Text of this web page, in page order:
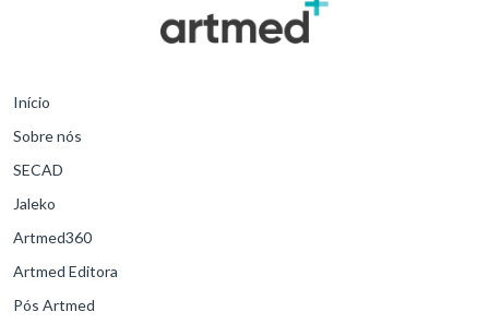
Início
Sobre nós
SECAD
Jaleko
Artmed360
Artmed Editora
Pós Artmed